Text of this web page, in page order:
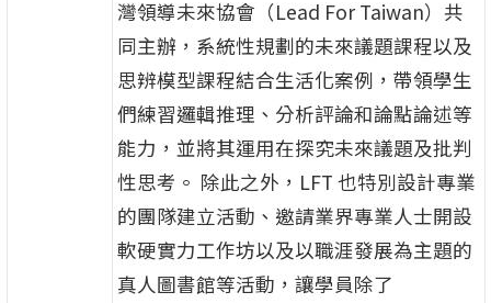
灣領導未來協會（Lead For Taiwan）共
同主辦，系統性規劃的未來議題課程以及
思辨模型課程結合生活化案例，帶領學生
們練習邏輯推理、分析評論和論點論述等
能力，並將其運用在探究未來議題及批判
性思考。 除此之外，LFT 也特別設計專業
的團隊建立活動、邀請業界專業人士開設
軟硬實力工作坊以及以職涯發展為主題的
真人圖書館等活動，讓學員除了